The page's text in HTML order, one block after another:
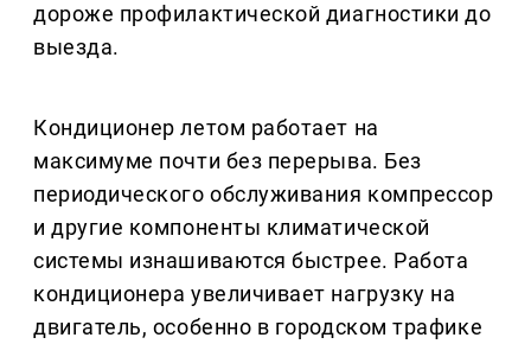
дороже профилактической диагностики до
выезда.
Кондиционер летом работает на
максимуме почти без перерыва. Без
периодического обслуживания компрессор
и другие компоненты климатической
системы изнашиваются быстрее. Работа
кондиционера увеличивает нагрузку на
двигатель, особенно в городском трафике